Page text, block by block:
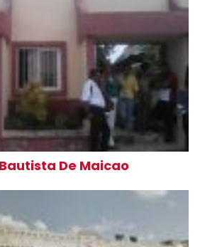
De Maicao